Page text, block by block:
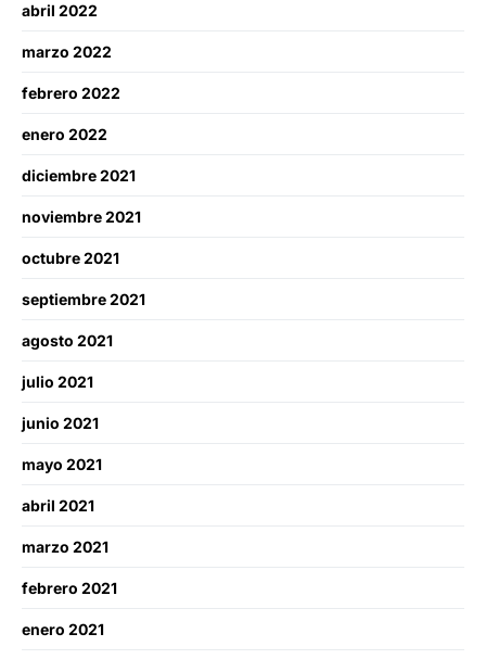
abril 2022
marzo 2022
febrero 2022
enero 2022
diciembre 2021
noviembre 2021
octubre 2021
septiembre 2021
agosto 2021
julio 2021
junio 2021
mayo 2021
abril 2021
marzo 2021
febrero 2021
enero 2021